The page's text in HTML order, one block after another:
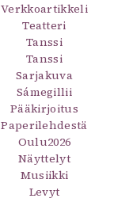
Verkkoartikkeli
Teatteri
Tanssi
Tanssi
Sarjakuva
Sámegillii
Pääkirjoitus
Paperilehdestä
Oulu2026
Näyttelyt
Musiikki
Levyt